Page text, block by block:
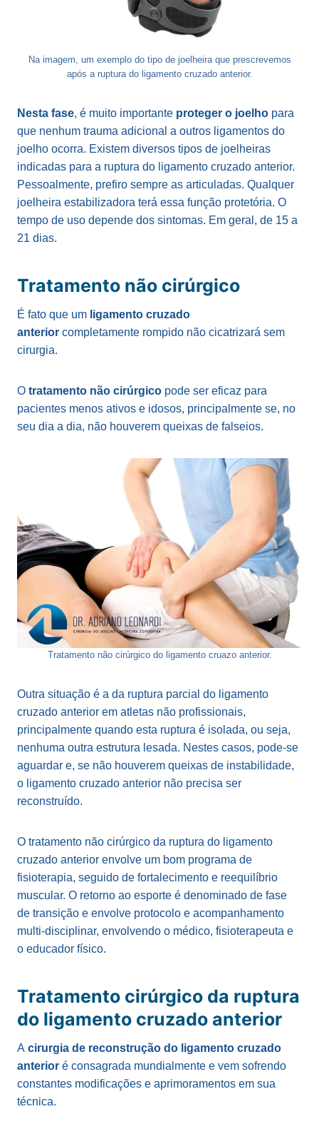
Na imagem, um exemplo do tipo de joelheira que prescrevemos
após a ruptura do ligamento cruzado anterior.
Nesta fase, é muito importante proteger o joelho para
que nenhum trauma adicional a outros ligamentos do
joelho ocorra. Existem diversos tipos de joelheiras
indicadas para a ruptura do ligamento cruzado anterior.
Pessoalmente, prefiro sempre as articuladas. Qualquer
joelheira estabilizadora terá essa função protetória. O
tempo de uso depende dos sintomas. Em geral, de 15 a
21 dias.
Tratamento não cirúrgico
É fato que um ligamento cruzado
anterior completamente rompido não cicatrizará sem
cirurgia.
O tratamento não cirúrgico pode ser eficaz para
pacientes menos ativos e idosos, principalmente se, no
seu dia a dia, não houverem queixas de falseios.
Tratamento não cirúrgico do ligamento cruazo anterior.
Outra situação é a da ruptura parcial do ligamento
cruzado anterior em atletas não profissionais,
principalmente quando esta ruptura é isolada, ou seja,
nenhuma outra estrutura lesada. Nestes casos, pode-se
aguardar e, se não houverem queixas de instabilidade,
o ligamento cruzado anterior não precisa ser
reconstruído.
O tratamento não cirúrgico da ruptura do ligamento
cruzado anterior envolve um bom programa de
fisioterapia, seguido de fortalecimento e reequilíbrio
muscular. O retorno ao esporte é denominado de fase
de transição e envolve protocolo e acompanhamento
multi-disciplinar, envolvendo o médico, fisioterapeuta e
o educador físico.
Tratamento cirúrgico da ruptura
do ligamento cruzado anterior
A cirurgia de reconstrução do ligamento cruzado
anterior é consagrada mundialmente e vem sofrendo
constantes modificações e aprimoramentos em sua
técnica.